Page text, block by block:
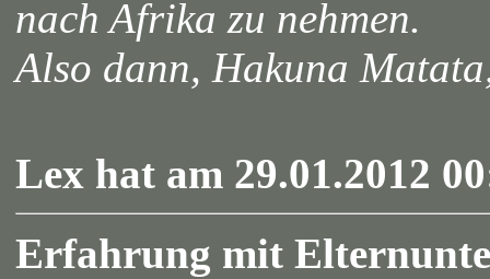
nach Afrika zu nehmen.
Also dann, Hakuna
Lex hat am 29.01.2012
Erfahrung mit